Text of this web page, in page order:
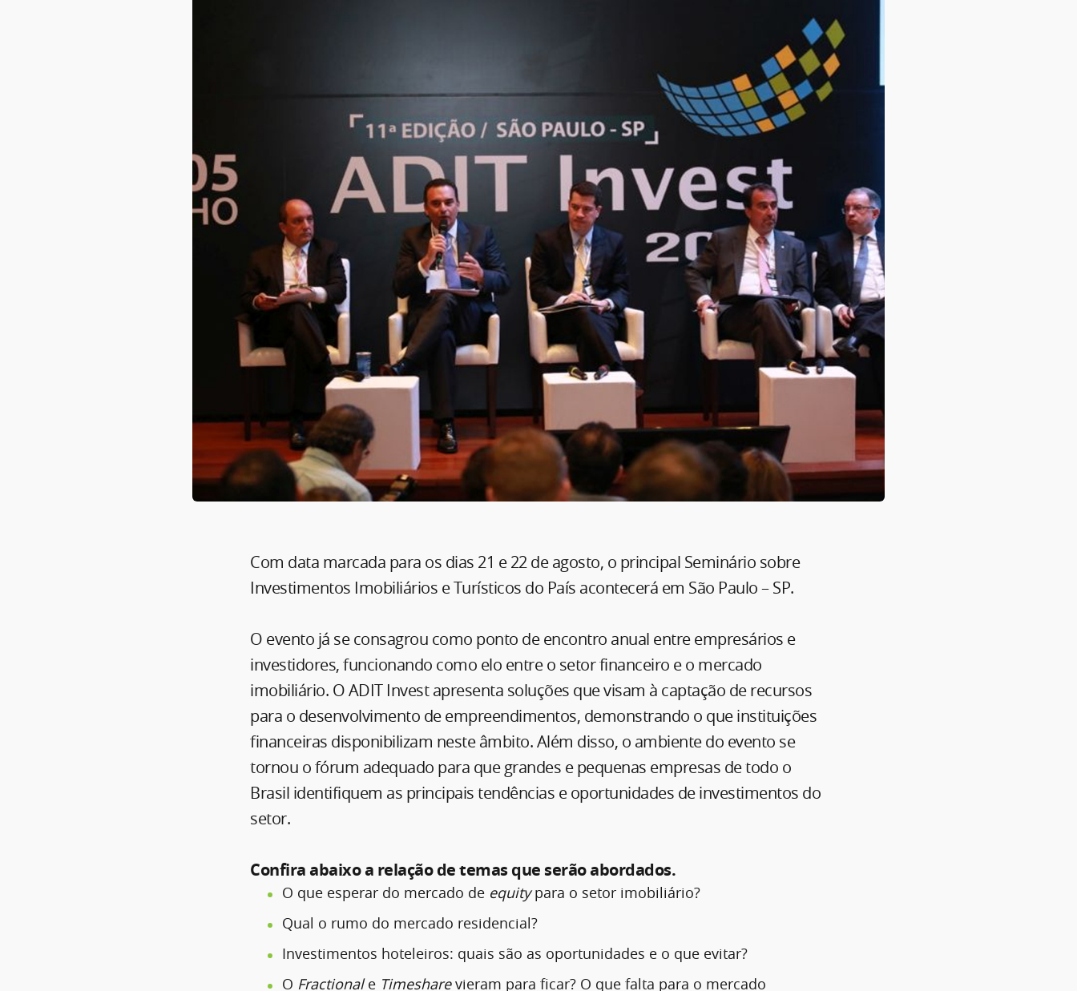
Com data marcada para os dias 21 e 22 de agosto, o principal Seminário sobre
Investimentos Imobiliários e Turísticos do País acontecerá em São Paulo – SP.
O evento já se consagrou como ponto de encontro anual entre empresários e
investidores, funcionando como elo entre o setor financeiro e o mercado
imobiliário. O ADIT Invest apresenta soluções que visam à captação de recursos
para o desenvolvimento de empreendimentos, demonstrando o que instituições
financeiras disponibilizam neste âmbito. Além disso, o ambiente do evento se
tornou o fórum adequado para que grandes e pequenas empresas de todo o
Brasil identifiquem as principais tendências e oportunidades de investimentos do
setor.
Confira abaixo a relação de temas que serão abordados.
O que esperar do mercado de equitypara o setor imobiliário?
Qual o rumo do mercado residencial?
Investimentos hoteleiros: quais são as oportunidades e o que evitar?
O Fractionale Timesharevieram para ficar? O que falta para o mercado